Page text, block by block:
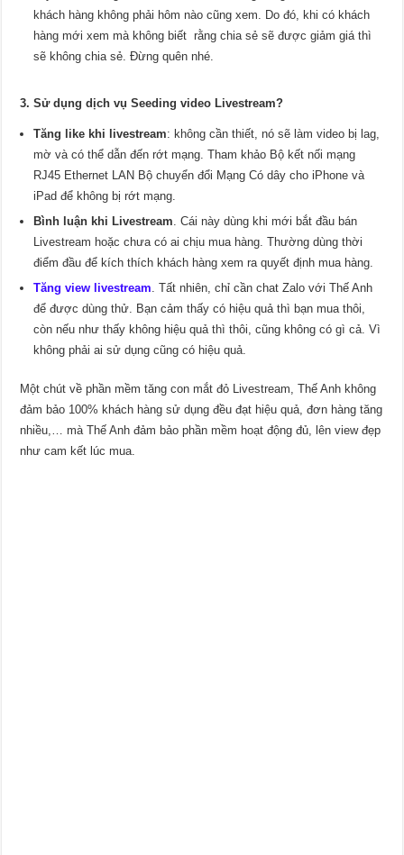
khách hàng không phải hôm nào cũng xem. Do đó, khi có khách
hàng mới xem mà không biết rằng chia sẻ sẽ được giảm giá thì
sẽ không chia sẻ. Đừng quên nhé.
3. Sử dụng dịch vụ Seeding video Livestream?
Tăng like khi livestream: không cần thiết, nó sẽ làm video bị lag,
mờ và có thể dẫn đến rớt mạng. Tham khảo Bộ kết nối mạng
RJ45 Ethernet LAN Bộ chuyển đổi Mạng Có dây cho iPhone và
iPad để không bị rớt mạng.
Bình luận khi Livestream. Cái này dùng khi mới bắt đầu bán
Livestream hoặc chưa có ai chịu mua hàng. Thường dùng thời
điểm đầu để kích thích khách hàng xem ra quyết định mua hàng.
Tăng view livestream. Tất nhiên, chỉ cần chat Zalo với Thế Anh
để được dùng thử. Bạn cảm thấy có hiệu quả thì bạn mua thôi,
còn nếu như thấy không hiệu quả thì thôi, cũng không có gì cả. Vì
không phải ai sử dụng cũng có hiệu quả.
Một chút về phần mềm tăng con mắt đỏ Livestream, Thế Anh không
đảm bảo 100% khách hàng sử dụng đều đạt hiệu quả, đơn hàng tăng
nhiều,… mà Thế Anh đảm bảo phần mềm hoạt động đủ, lên view đẹp
như cam kết lúc mua.